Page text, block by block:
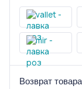
Возврат товара